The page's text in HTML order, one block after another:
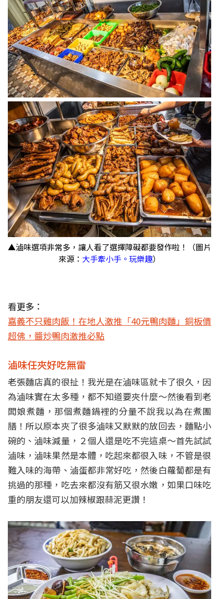
▲滷味選項非常多，讓人看了選擇障礙都要發作啦！（圖片
來源： 大手牽小手。玩樂趣）
看更多：
嘉義不只雞肉飯！在地人激推「40元鴨肉麵」銅板價
超佛，醬炒鴨肉激推必點
滷味任夾好吃無雷
老張麵店真的很扯！我光是在滷味區就卡了很久，因
為滷味實在太多種，都不知道要夾什麼～然後看到老
闆娘煮麵，那個煮麵鍋裡的分量不說我以為在煮團
膳！所以原本夾了很多滷味又默默的放回去，麵點小
碗的、滷味減量，２個人還是吃不完這桌～首先試試
滷味，滷味果然是本體，吃起來都很入味，不管是很
難入味的海帶、滷蛋都非常好吃，然後白蘿蔔都是有
挑過的那種，吃去來都沒有筋又很水嫩，如果口味吃
重的朋友還可以加辣椒跟蒜泥更讚！